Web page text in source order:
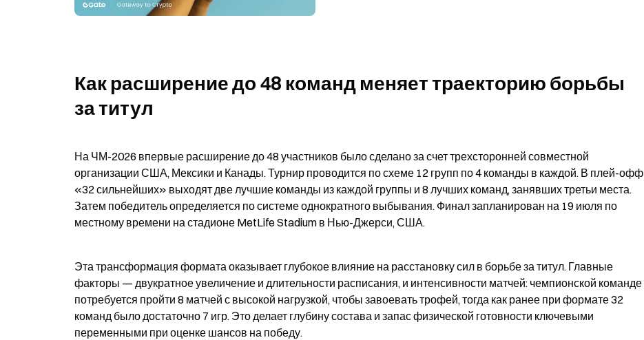
Как расширение до 48 команд меняет траекторию борьбы
за титул
На ЧМ-2026 впервые расширение до 48 участников было сделано за счет трехсторонней совместной
организации США, Мексики и Канады. Турнир проводится по схеме 12 групп по 4 команды в каждой. В плей-офф
«32 сильнейших» выходят две лучшие команды из каждой группы и 8 лучших команд, занявших третьи места.
Затем победитель определяется по системе однократного выбывания. Финал запланирован на 19 июля по
местному времени на стадионе MetLife Stadium в Нью-Джерси, США.
Эта трансформация формата оказывает глубокое влияние на расстановку сил в борьбе за титул. Главные
факторы — двукратное увеличение и длительности расписания, и интенсивности матчей: чемпионской команде
потребуется пройти 8 матчей с высокой нагрузкой, чтобы завоевать трофей, тогда как ранее при формате 32
команд было достаточно 7 игр. Это делает глубину состава и запас физической готовности ключевыми
переменными при оценке шансов на победу.